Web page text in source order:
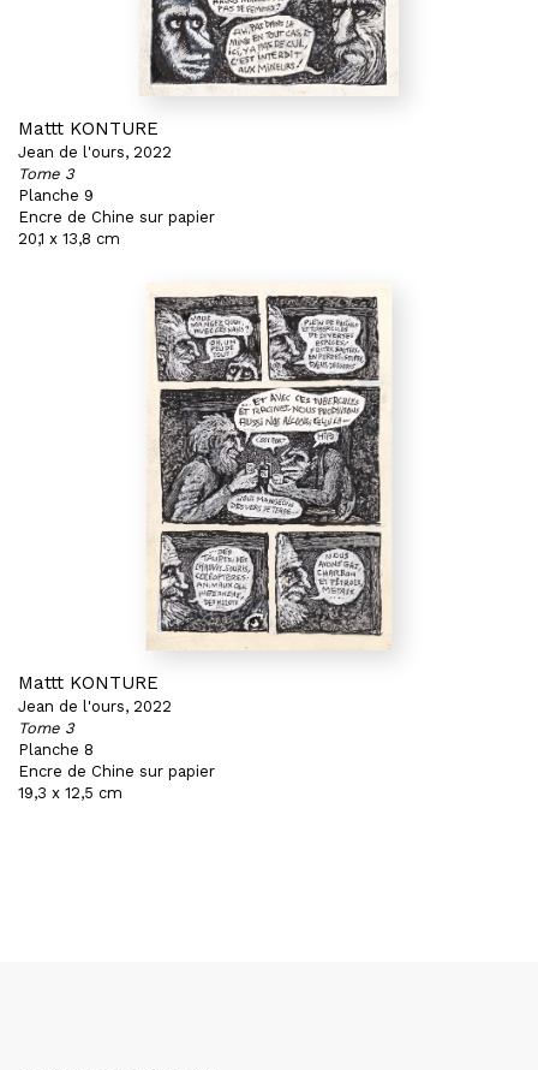
Mattt KONTURE
Jean de l'ours, 2022
Tome 3
Planche 9
Encre de Chine sur papier
20,1 x 13,8 cm
Mattt KONTURE
Jean de l'ours, 2022
Tome 3
Planche 8
Encre de Chine sur papier
19,3 x 12,5 cm